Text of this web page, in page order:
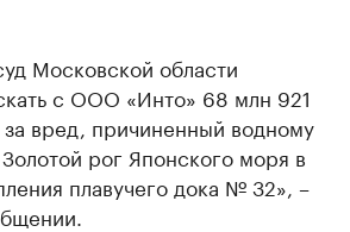
Московской области
с ООО «Инто» 68 млн 921
вред, причиненный водному
рог Японского моря в
плавучего дока № 32», –